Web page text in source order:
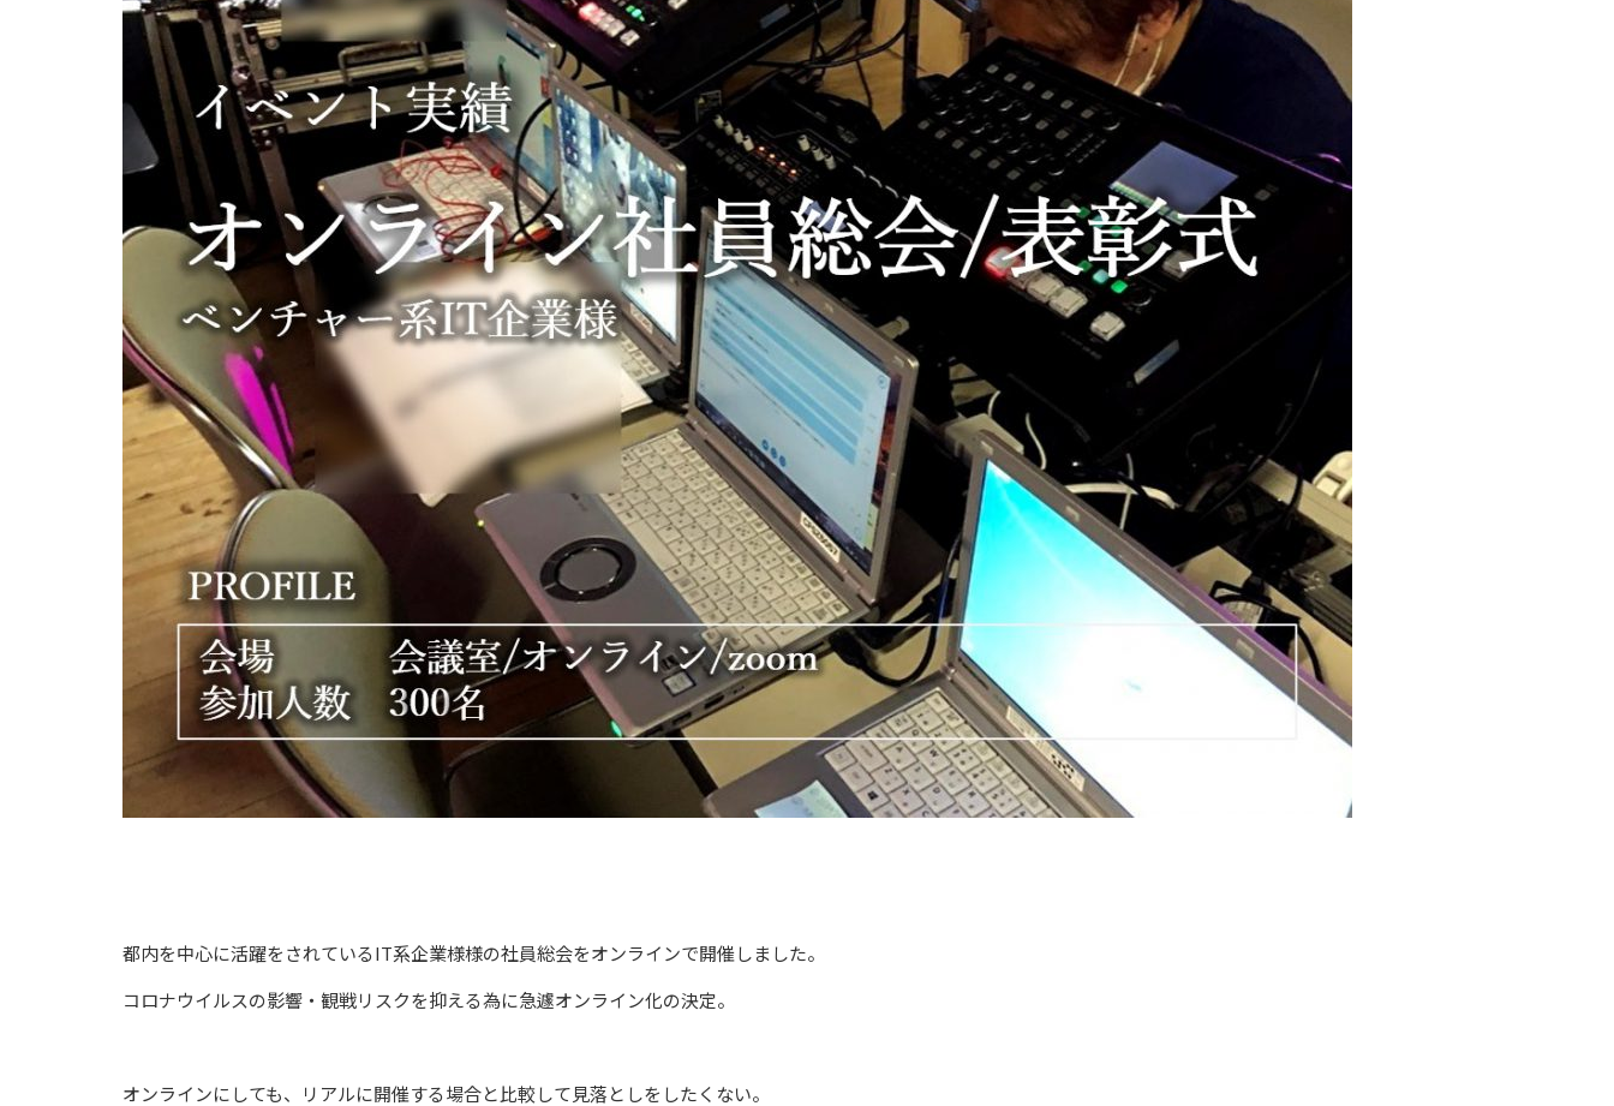
都内を中心に活躍をされているIT系企業様様の社員総会をオンラインで開催しました。
コロナウイルスの影響・観戦リスクを抑える為に急遽オンライン化の決定。
オンラインにしても、リアルに開催する場合と比較して見落としをしたくない。